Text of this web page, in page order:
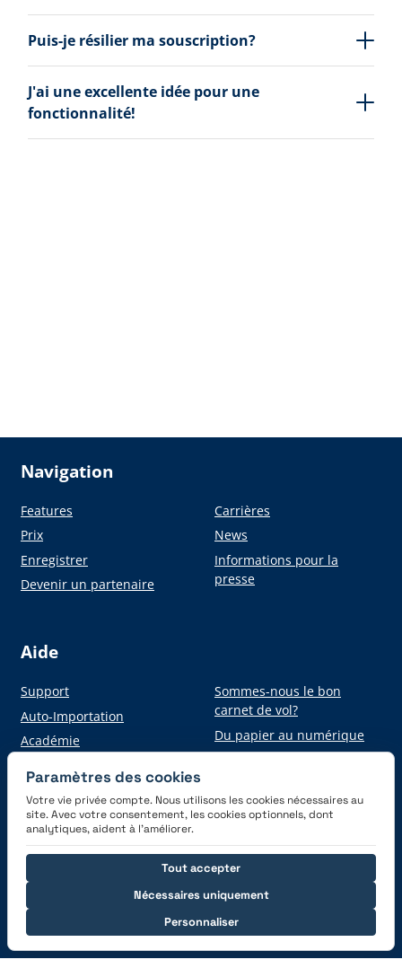
Puis-je résilier ma souscription?
J'ai une excellente idée pour une
fonctionnalité!
Navigation
Features
Prix
Enregistrer
Devenir un partenaire
Carrières
News
Informations pour la
presse
Aide
Support
Auto-Importation
Académie
Sommes-nous le bon
carnet de vol?
Du papier au numérique
Obtenez l'application
Connectez-vous avec nous
Paramètres des cookies
Votre vie privée compte. Nous utilisons les cookies nécessaires au
site. Avec votre consentement, les cookies optionnels, dont
analytiques, aident à l’améliorer.
Nécessaires uniquement
Personnaliser
Tout accepter